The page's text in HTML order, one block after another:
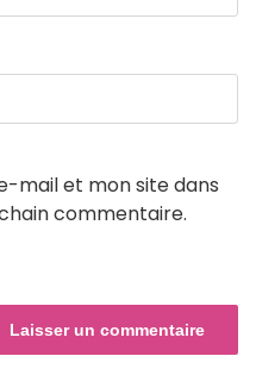
mail et mon site dans
commentaire.